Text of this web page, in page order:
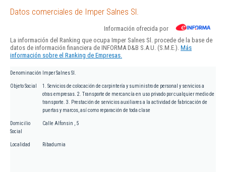
Datos comerciales de Imper Salnes Sl.
Información ofrecida por
La información del Ranking que ocupa Imper Salnes Sl. procede de la base de
datos de información financiera de INFORMA D&B S.A.U. (S.M.E.). Más
información sobre el Ranking de Empresas.
Denominación Imper Salnes Sl.
Objeto Social
1. Servicios de colocación de carpintería y suministro de personal y servicios a
otras empresas. 2. Transporte de mercancía en uso privado por cualquier medio de
transporte. 3. Prestación de servicios auxiliares a la actividad de fabricación de
puertas y marcos, así como reparación de toda clase
Domicilio
Social
Calle Alfonsin , 5
Localidad Ribadumia